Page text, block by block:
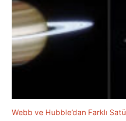
Webb ve Hubble’dan Farklı